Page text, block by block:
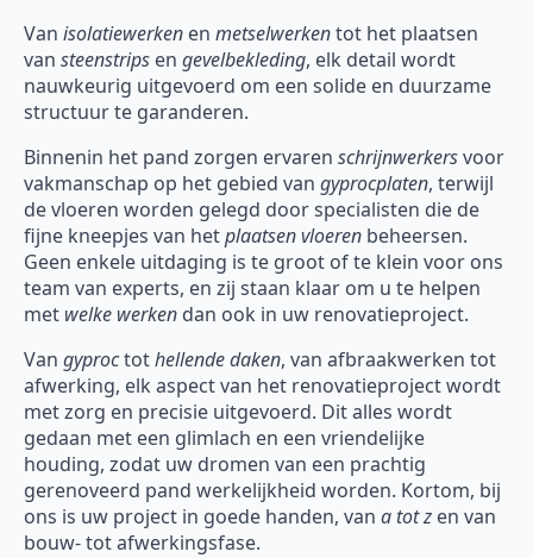
Van isolatiewerken en metselwerkentot het plaatsen
van steenstrips en gevelbekleding, elk detail wordt
nauwkeurig uitgevoerd om een solide en duurzame
structuur te garanderen.
Binnenin het pand zorgen ervaren schrijnwerkersvoor
vakmanschap op het gebied van gyprocplaten, terwijl
de vloeren worden gelegd door specialisten die de
fijne kneepjes van hetplaatsen vloeren beheersen.
Geen enkele uitdaging is te groot of te klein voor ons
team van experts, en zij staan klaar om u te helpen
met welke werken dan ook in uw renovatieproject.
Van gyproctothellende daken, van afbraakwerken tot
afwerking, elk aspect van het renovatieproject wordt
met zorg en precisie uitgevoerd. Dit alles wordt
gedaan met een glimlach en een vriendelijke
houding, zodat uw dromen van een prachtig
gerenoveerd pand werkelijkheid worden. Kortom, bij
ons is uw project in goede handen, van a tot z en van
bouw- tot afwerkingsfase.